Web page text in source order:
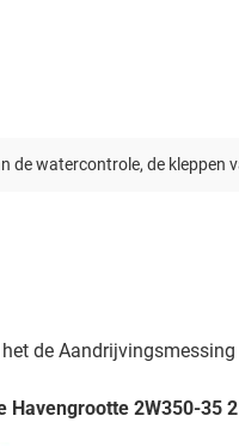
de watercontrole, de kleppen
de
Havengrootte 2W350-35